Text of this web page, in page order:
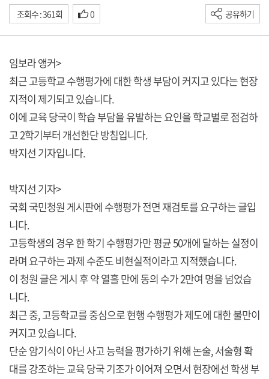
조회수 : 361회 0 공유하기
임보라 앵커>
최근 고등학교 수행평가에 대한 학생 부담이 커지고 있다는 현장
지적이 제기되고 있습니다.
이에 교육 당국이 학습 부담을 유발하는 요인을 학교별로 점검하
고 2학기부터 개선한단 방침입니다.
박지선 기자입니다.
박지선 기자>
국회 국민청원 게시판에 수행평가 전면 재검토를 요구하는 글입
니다.
고등학생의 경우 한 학기 수행평가만 평균 50개에 달하는 실정이
라며 요구하는 과제 수준도 비현실적이라고 지적했습니다.
이 청원 글은 게시 후 약 열흘 만에 동의 수가 2만여 명을 넘었습
니다.
최근 중, 고등학교를 중심으로 현행 수행평가 제도에 대한 불만이
커지고 있습니다.
단순 암기식이 아닌 사고 능력을 평가하기 위해 논술, 서술형 확
대를 강조하는 교육 당국 기조가 이어져 오면서 현장에선 학생 부